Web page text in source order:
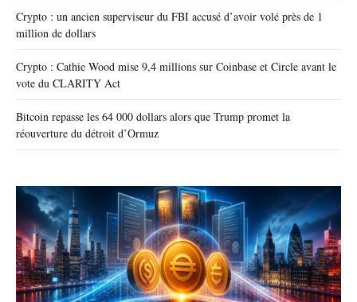
Crypto : un ancien superviseur du FBI accusé d’avoir volé près de 1
million de dollars
Crypto : Cathie Wood mise 9,4 millions sur Coinbase et Circle avant le
vote du CLARITY Act
Bitcoin repasse les 64 000 dollars alors que Trump promet la
réouverture du détroit d’Ormuz